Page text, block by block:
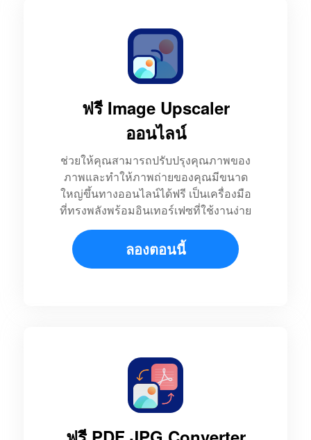
ฟรี Image Upscaler
ออนไลน์
ช่วยให้คุณสามารถปรับปรุงคุณภาพของ
ภาพและทำให้ภาพถ่ายของคุณมีขนาด
ใหญ่ขึ้นทางออนไลน์ได้ฟรี เป็นเครื่องมือ
ที่ทรงพลังพร้อมอินเทอร์เฟซที่ใช้งานง่าย
ลองตอนนี้